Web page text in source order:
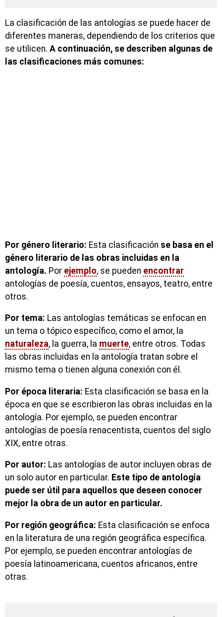
La clasificación de las antologías se puede hacer de
diferentes maneras, dependiendo de los criterios que
se utilicen. A continuación, se describen algunas de
las clasificaciones más comunes:
Por género literario: Esta clasificación se basa en el
género literario de las obras incluidas en la
antología. Por ejemplo, se pueden encontrar
antologías de poesía, cuentos, ensayos, teatro, entre
otros.
Por tema: Las antologías temáticas se enfocan en
un tema o tópico específico, como el amor, la
naturaleza, la guerra, la muerte, entre otros. Todas
las obras incluidas en la antología tratan sobre el
mismo tema o tienen alguna conexión con él.
Por época literaria: Esta clasificación se basa en la
época en que se escribieron las obras incluidas en la
antología. Por ejemplo, se pueden encontrar
antologías de poesía renacentista, cuentos del siglo
XIX, entre otras.
Por autor: Las antologías de autor incluyen obras de
un solo autor en particular. Este tipo de antología
puede ser útil para aquellos que deseen conocer
mejor la obra de un autor en particular.
Por región geográfica: Esta clasificación se enfoca
en la literatura de una región geográfica específica.
Por ejemplo, se pueden encontrar antologías de
poesía latinoamericana, cuentos africanos, entre
otras.